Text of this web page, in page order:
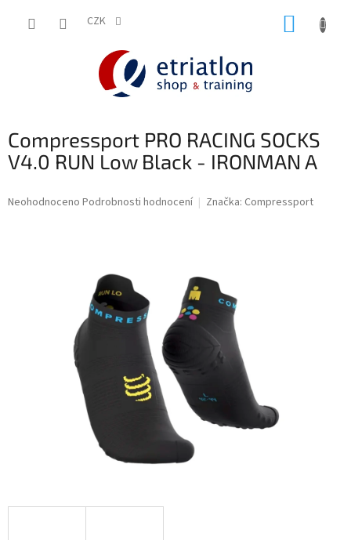
CZK
Compressport PRO RACING SOCKS
V4.0 RUN Low Black - IRONMAN A
Průměrné
Neohodnoceno Podrobnosti hodnocení Značka: Compressport
shop.etriatlon.cz - Chat